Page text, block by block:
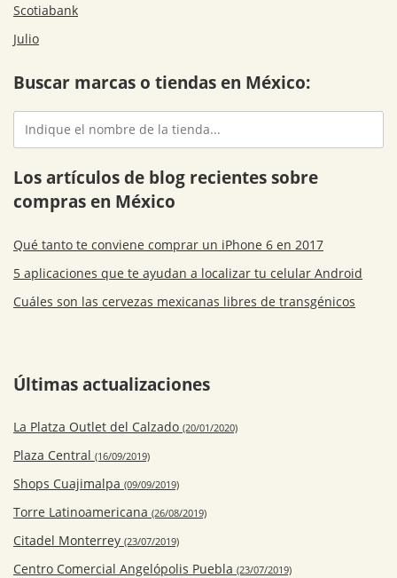
Scotiabank
Julio
Buscar marcas o tiendas en México:
Los artículos de blog recientes sobre
compras en México
Qué tanto te conviene comprar un iPhone 6 en 2017
5 aplicaciones que te ayudan a localizar tu celular Android
Cuáles son las cervezas mexicanas libres de transgénicos
Últimas actualizaciones
La Platza Outlet del Calzado (20/01/2020)
Plaza Central (16/09/2019)
Shops Cuajimalpa (09/09/2019)
Torre Latinoamericana (26/08/2019)
Citadel Monterrey (23/07/2019)
Centro Comercial Angelópolis Puebla (23/07/2019)